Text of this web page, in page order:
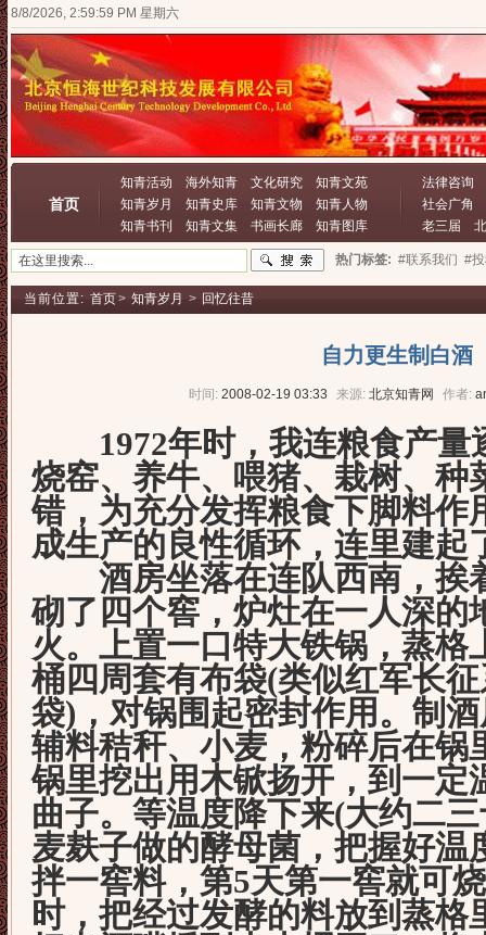
8/8/2026, 3:00:00 PM 星期六
首页
知青活动 海外知青 文化研究
知青文苑
知青岁月
知青史库 知青文物
知青人物
知青书刊
知青文集 书画长廊 知青图库
法律咨询
社会广角
老三届
热门标签: #联系我们 #
当前位置: 首页> 知青岁月 > 回忆往昔
自力更生制白酒
时间: 2008-02-19 03:33 来源: 北京知青网 作者:
1972年时，我连粮食产量
烧窑、养牛、喂猪、栽树、种
错，为充分发挥粮食下脚料作
成生产的良性循环，连里建起
酒房坐落在连队西南，挨
砌了四个窖，炉灶在一人深的
火。上置一口特大铁锅，蒸格
桶四周套有布袋(类似红军长
袋)，对锅围起密封作用。制
辅料秸秆、小麦，粉碎后在锅
锅里挖出用木锨扬开，到一定
曲子。等温度降下来(大约二
麦麸子做的酵母菌，把握好温
拌一窖料，第5天第一窖就可
时，把经过发酵的料放到蒸格